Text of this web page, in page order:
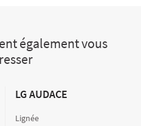
également vous
LG AUDACE
Lignée